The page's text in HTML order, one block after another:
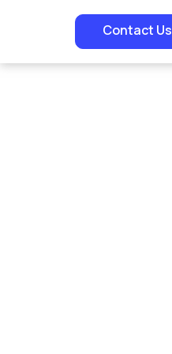
Contact Us